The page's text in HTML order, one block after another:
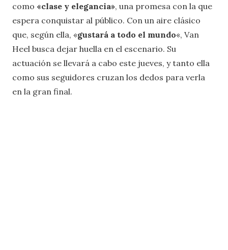
como «clase y elegancia», una promesa con la que
espera conquistar al público. Con un aire clásico
que, según ella, «gustará a todo el mundo«, Van
Heel busca dejar huella en el escenario. Su
actuación se llevará a cabo este jueves, y tanto ella
como sus seguidores cruzan los dedos para verla
en la gran final.